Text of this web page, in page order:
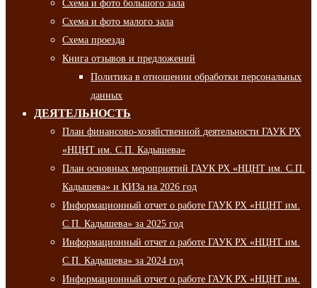
Схема и фото большого зала
Схема и фото малого зала
Схема проезда
Книга отзывов и предложений
Политика в отношении обработки персональных
данных
ДЕЯТЕЛЬНОСТЬ
План финансово-хозяйственной деятельности ГАУК РХ
«НЦНТ им. С.П. Кадышева»
План основных мероприятий ГАУК РХ «НЦНТ им. С.П.
Кадышева» и КИЗа на 2026 год
Информационный отчет о работе ГАУК РХ «НЦНТ им.
С.П. Кадышева» за 2025 год
Информационный отчет о работе ГАУК РХ «НЦНТ им.
С.П. Кадышева» за 2024 год
Информационный отчет о работе ГАУК РХ «НЦНТ им.